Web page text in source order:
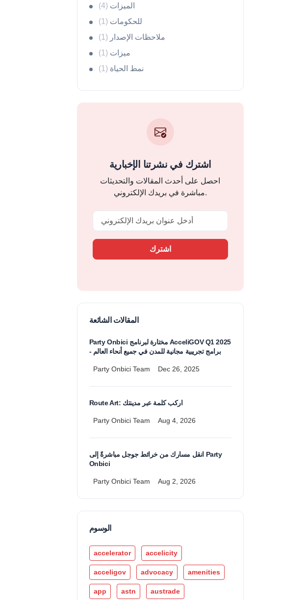
الميزات(4)
للحكومات(1)
ملاحظات الإصدار(1)
ميزات(1)
نمط الحياة(1)
اشترك في نشرتنا الإخبارية
احصل على أحدث المقالات والتحديثات
مباشرة في بريدك الإلكتروني.
Email
اشترك
المقالات الشائعة
Party Onbici مختارة لبرنامج AcceliGOV Q1 2025
- برامج تجريبية مجانية للمدن في جميع أنحاء العالم
Party Onbici Team Dec 26, 2025
Route Art: اركب كلمة عبر مدينتك
Party Onbici Team Aug 4, 2026
انقل مسارك من خرائط جوجل مباشرةً إلى Party
Onbici
Party Onbici Team Aug 2, 2026
الوسوم
accelerator accelicity
acceligov advocacy amenities
app astn austrade